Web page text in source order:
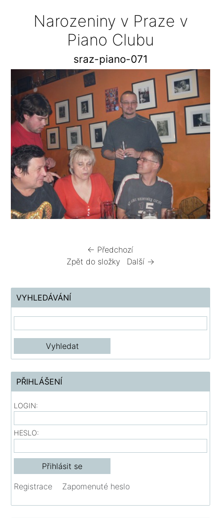
Narozeniny v Praze v
Piano Clubu
sraz-piano-071
← Předchozí
Zpět do složky
Další →
VYHLEDÁVÁNÍ
PŘIHLÁŠENÍ
LOGIN:
HESLO:
Registrace Zapomenuté heslo